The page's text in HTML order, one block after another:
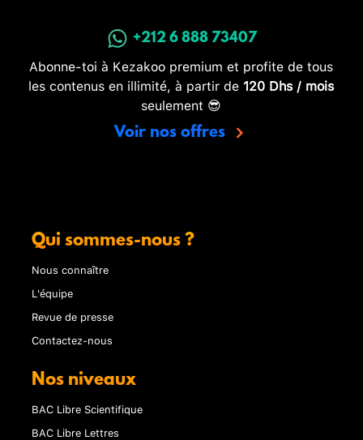
+212 6 888 73407
Abonne-toi à Kezakoo premium et profite de tous
les contenus en illimité, à partir de 120 Dhs / mois
seulement 😎
Voir nos offres
Qui sommes-nous ?
Nous connaître
L'équipe
Revue de presse
Contactez-nous
Nos niveaux
BAC Libre Scientifique
BAC Libre Lettres